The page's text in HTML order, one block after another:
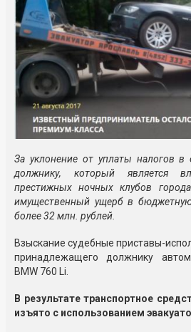
За уклонение от уплаты налогов в
должнику, который является
престижных ночных клубов
имущественный ущерб в
более 32 млн. рублей.
Взыскание судебные приставы-
принадлежащего должнику
BMW 760 Li.
В результате транспортное
изъято с использованием